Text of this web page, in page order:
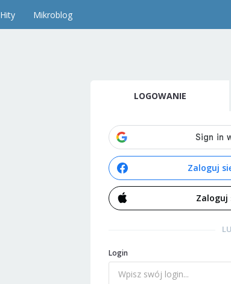
Hity Mikroblog
LOGOWANIE
Zaloguj
Zaloguj
Login